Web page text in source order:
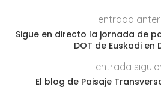
entrada
Sigue en directo la jornada de
DOT de Euskadi en
entrada
El blog de Paisaje